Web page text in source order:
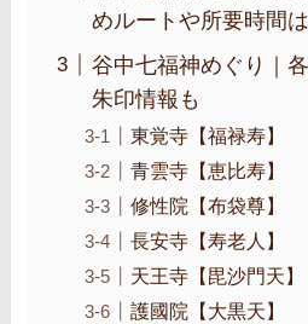
めルートや所要時間
谷中七福神めぐり｜
朱印情報も
東覚寺【福禄寿】
青雲寺【恵比寿】
修性院【布袋尊】
長安寺【寿老人】
天王寺【毘沙門天】
護國院【大黒天】